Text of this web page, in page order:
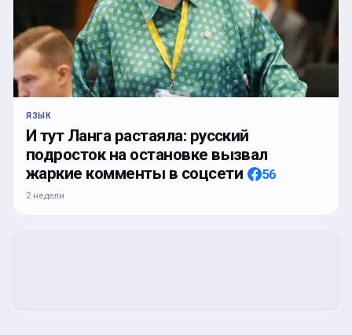
ЯЗЫК
И тут Ланга растаяла: русский
подросток на остановке вызвал
жаркие комменты в соцсети
56
2 недели